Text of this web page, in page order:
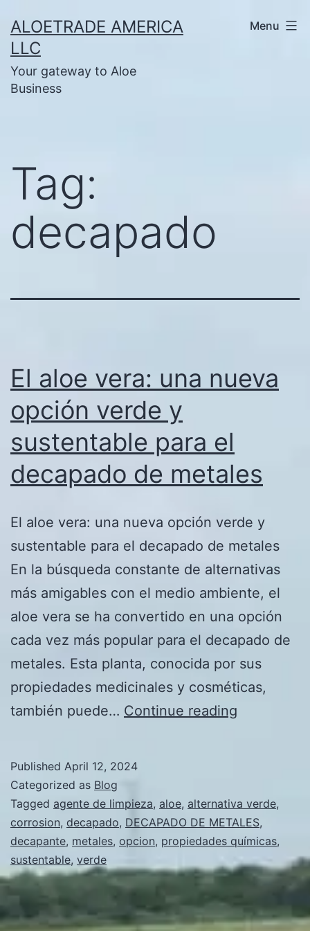
to
content
ALOETRADE AMERICA
LLC
Your gateway to Aloe
Business
Menu
Tag:
decapado
El aloe vera: una nueva
opción verde y
sustentable para el
decapado de metales
El aloe vera: una nueva opción verde y
sustentable para el decapado de metales
En la búsqueda constante de alternativas
más amigables con el medio ambiente, el
aloe vera se ha convertido en una opción
cada vez más popular para el decapado de
metales. Esta planta, conocida por sus
propiedades medicinales y cosméticas,
también puede… Continue reading
nueva
opción
verde
y
para
Published April 12, 2024
Categorized as Blog
Tagged agente de limpieza, aloe, alternativa verde,
corrosion, decapado, DECAPADO DE METALES,
decapante, metales, opcion, propiedades químicas,
sustentable, verde